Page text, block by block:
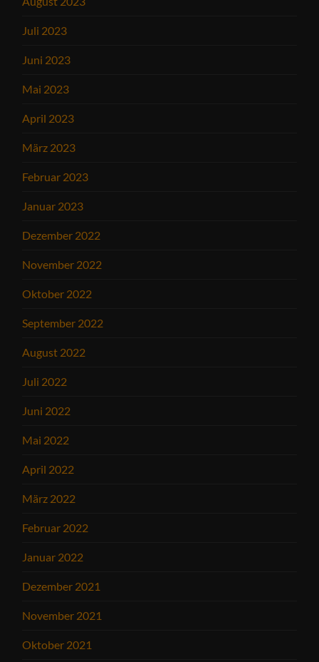
Juli 2023
Juni 2023
Mai 2023
April 2023
März 2023
Februar 2023
Januar 2023
Dezember 2022
November 2022
Oktober 2022
September 2022
August 2022
Juli 2022
Juni 2022
Mai 2022
April 2022
März 2022
Februar 2022
Januar 2022
Dezember 2021
November 2021
Oktober 2021